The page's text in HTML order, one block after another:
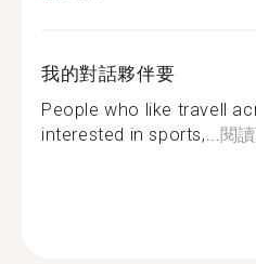
我的對話夥伴要
People who like travell
interested in sports,...閱